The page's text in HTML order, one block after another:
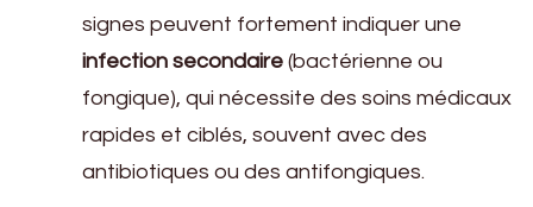
signes peuvent fortement indiquer une
infection secondaire (bactérienne ou
fongique), qui nécessite des soins médicaux
rapides et ciblés, souvent avec des
antibiotiques ou des antifongiques.